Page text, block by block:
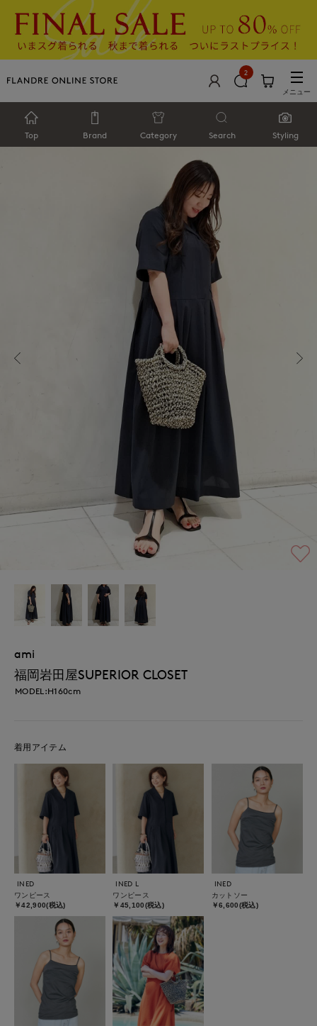
2
メニュー
Top Brand Category Search Styling
ami
福岡岩田屋SUPERIOR CLOSET
MODEL:H160cm
着用アイテム
INED
ワンピース
￥42,900(税込)
INED L
ワンピース
￥45,100(税込)
INED
カットソー
￥6,600(税込)